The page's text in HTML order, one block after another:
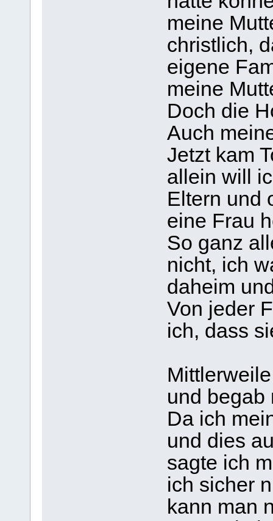
meine
christlich,
eigene
meine
Doch die
Auch
Jetzt kam
allein will
Eltern und
eine Frau
So ganz
nicht, ich
daheim
Von jeder
ich, dass
und begab
Da ich
und dies
sagte ich
ich sicher
kann man